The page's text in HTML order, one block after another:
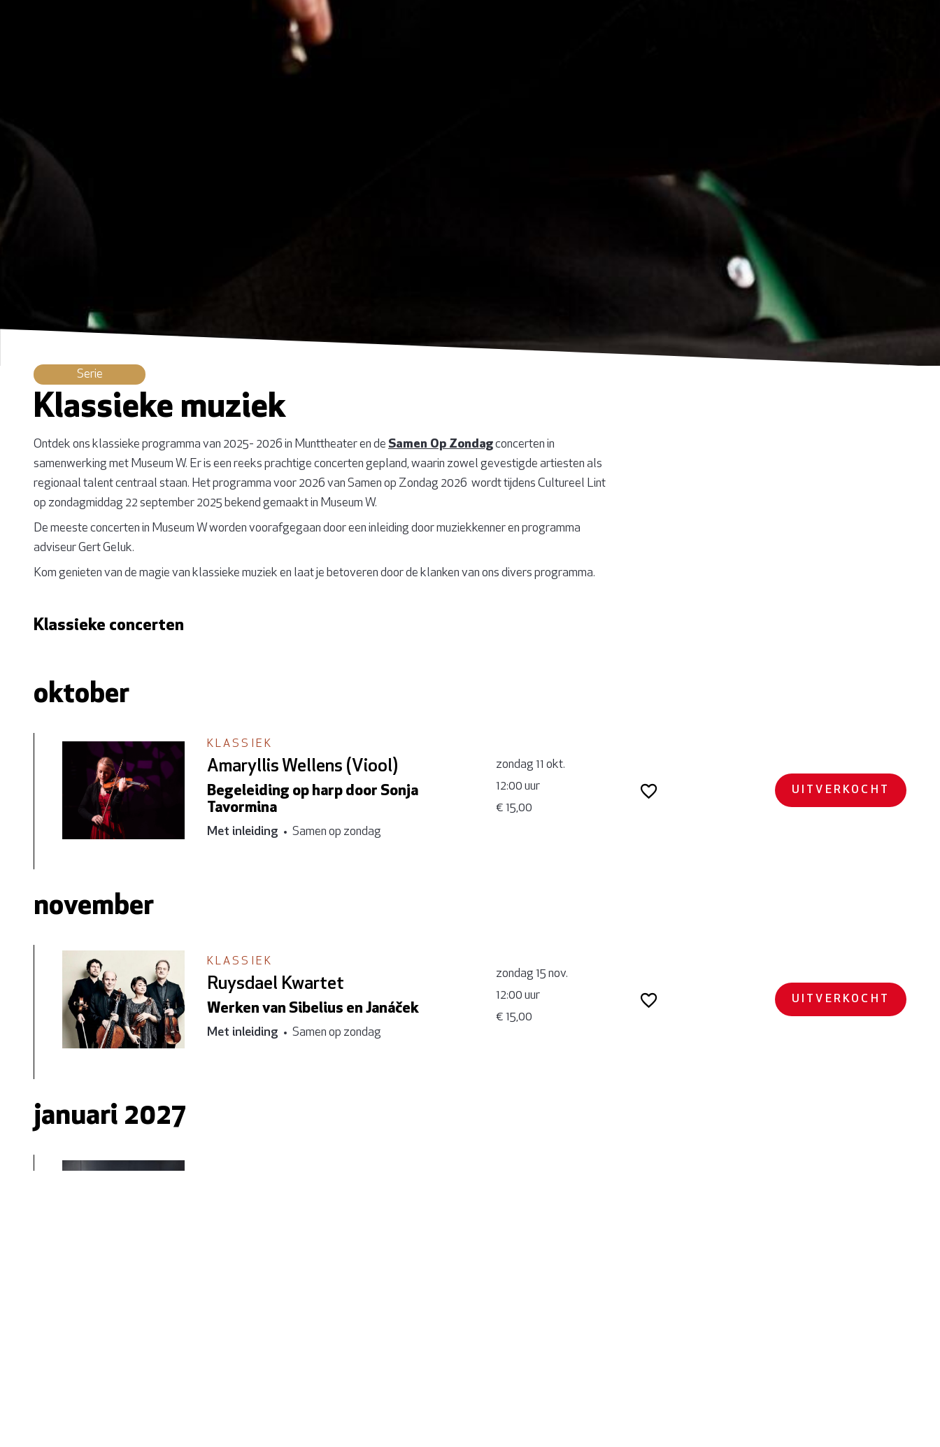
Serie
Klassieke muziek
Ontdek ons klassieke programma van 2025- 2026 in Munttheater en de Samen Op Zondagconcerten in
samenwerking met Museum W. Er is een reeks prachtige concerten gepland, waarin zowel gevestigde artiesten als
regionaal talent centraal staan. Het programma voor 2026 van Samen op Zondag 2026 wordt tijdens Cultureel Lint
op zondagmiddag 22 september 2025 bekend gemaakt in Museum W.
De meeste concerten in Museum W worden voorafgegaan door een inleiding door muziekkenner en programma
adviseur Gert Geluk.
Kom genieten van de magie van klassieke muziek en laat je betoveren door de klanken van ons divers programma.
Klassieke concerten
oktober
KLASSIEK
Amaryllis Wellens (Viool)
Begeleiding op harp door Sonja
Tavormina
Met inleiding Samen op zondag
zondag 11 okt.
12:00 uur
€ 15,00
UITVERKOCHT
november
KLASSIEK
Ruysdael Kwartet
Werken van Sibelius en Janáček
Met inleiding Samen op zondag
zondag 15 nov.
12:00 uur
€ 15,00
UITVERKOCHT
januari 2027